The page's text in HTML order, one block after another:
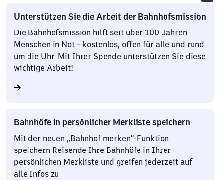
Unterstützen Sie die Arbeit der Bahnhofsmission
Die Bahnhofsmission hilft seit über 100 Jahren
Menschen in Not – kostenlos, offen für alle und rund
um die Uhr. Mit Ihrer Spende unterstützen Sie diese
wichtige Arbeit!
Bahnhöfe in persönlicher Merkliste speichern
Mit der neuen „Bahnhof merken“-Funktion
speichern Reisende Ihre Bahnhöfe in Ihrer
persönlichen Merkliste und greifen jederzeit auf
alle Infos zu